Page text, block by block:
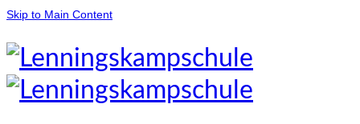
Skip to Main Content